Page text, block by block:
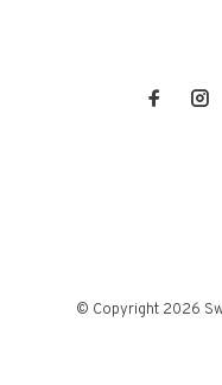
© Copyright 2026